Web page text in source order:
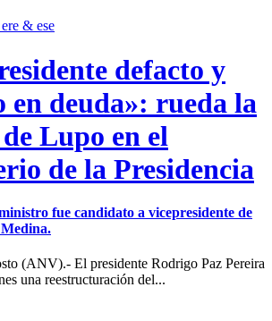
& ese
defacto y
en deuda»: rueda la
Lupo en el
de la Presidencia
fue candidato a vicepresidente de
(ANV).- El presidente Rodrigo Paz Pereira
una reestructuración del...